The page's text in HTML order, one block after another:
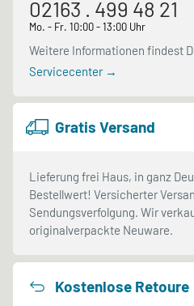
02163 . 499 48 21
Mo. - Fr. 10:00 - 13:00 Uhr
Weitere Informationen findest
Servicecenter →
Gratis Versand
Lieferung frei Haus, in ganz
Bestellwert! Versicherter
Sendungsverfolgung. Wir
originalverpackte Neuware.
Kostenlose Retoure